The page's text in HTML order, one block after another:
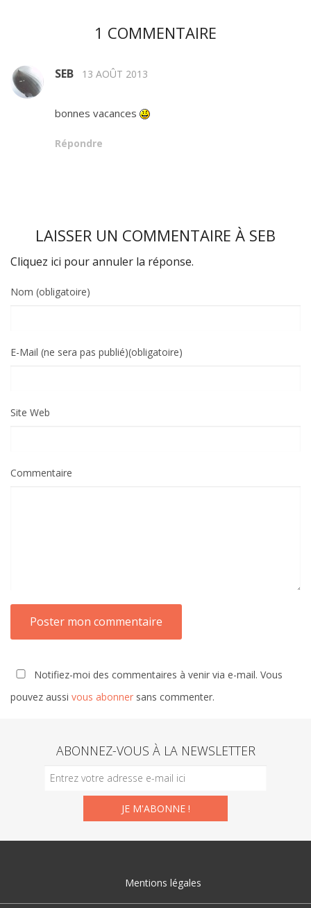
1 COMMENTAIRE
SEB 13 AOÛT 2013
bonnes vacances
Répondre
LAISSER UN COMMENTAIRE À SEB
Cliquez ici pour annuler la réponse.
Nom (obligatoire)
E-Mail (ne sera pas publié)(obligatoire)
Site Web
Commentaire
Notifiez-moi des commentaires à venir via e-mail. Vous
pouvez aussi vous abonner sans commenter.
ABONNEZ-VOUS À LA NEWSLETTER
Mentions légales